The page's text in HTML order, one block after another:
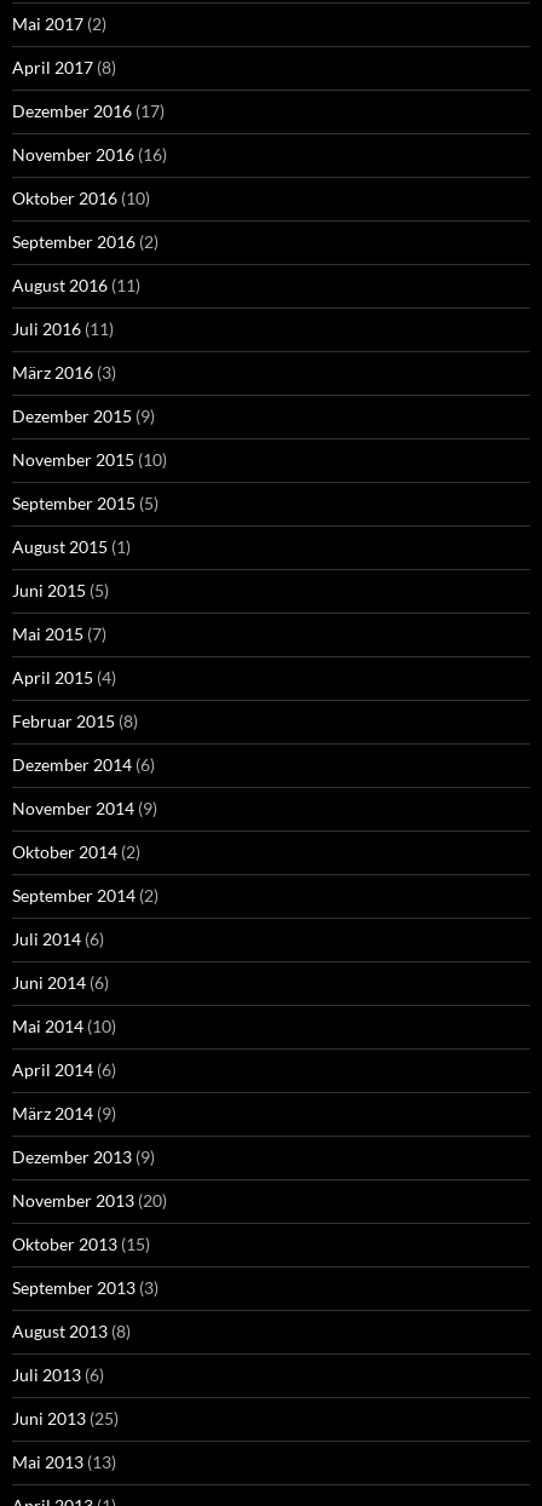
Mai 2017 (2)
April 2017 (8)
Dezember 2016 (17)
November 2016 (16)
Oktober 2016 (10)
September 2016 (2)
August 2016 (11)
Juli 2016 (11)
März 2016 (3)
Dezember 2015 (9)
November 2015 (10)
September 2015 (5)
August 2015 (1)
Juni 2015 (5)
Mai 2015 (7)
April 2015 (4)
Februar 2015 (8)
Dezember 2014 (6)
November 2014 (9)
Oktober 2014 (2)
September 2014 (2)
Juli 2014 (6)
Juni 2014 (6)
Mai 2014 (10)
April 2014 (6)
März 2014 (9)
Dezember 2013 (9)
November 2013 (20)
Oktober 2013 (15)
September 2013 (3)
August 2013 (8)
Juli 2013 (6)
Juni 2013 (25)
Mai 2013 (13)